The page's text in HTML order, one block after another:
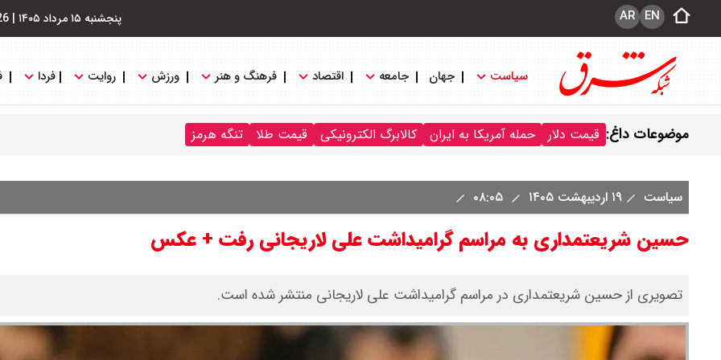
پنجشنبه ۱۵ مرداد ۱۴۰۵ | EN
AR
سیاست جهان جامعه اقتصاد فرهنگ و هنر ورزش روایت فردا
موضوعات داغ: قیمت دلار حمله آمریکا به ایران کالابرگ الکترونیکی قیمت طلا تنگه هرمز
سیاست ۱۹ اردیبهشت ۱۴۰۵
حسین شریعتمداری به مراسم گرامیداشت علی لاریجانی رفت + عکس
تصویری از حسین شریعتمداری در مراسم گرامیداشت علی لاریجانی منتشر شده است.